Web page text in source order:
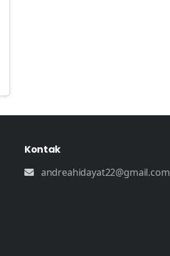
Kontak
andreahidayat22@gmail.com